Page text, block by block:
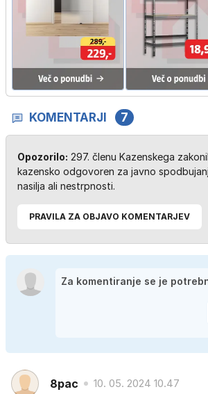
KOMENTARJI 7
Opozorilo: 297. členu Kazenskega
kazensko odgovoren za javno
nasilja ali nestrpnosti.
PRAVILA ZA OBJAVO KOMENTARJEV
8pac 10. 05. 2024 10.47